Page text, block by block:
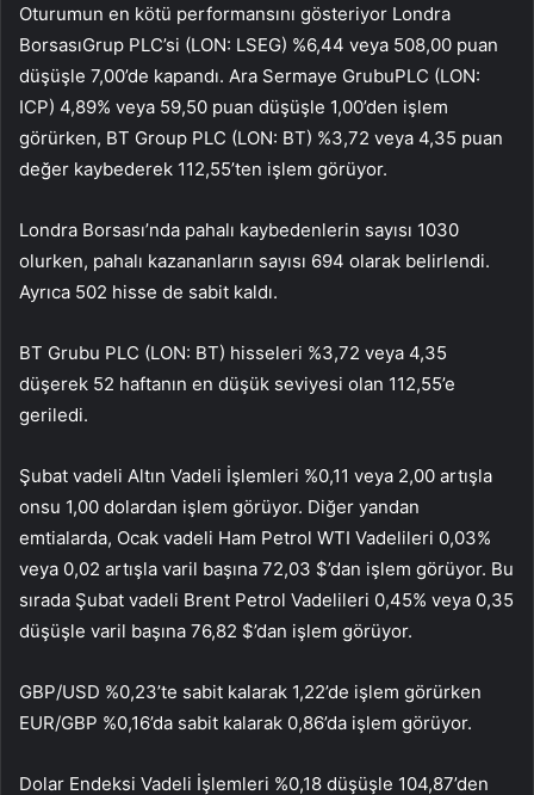
Oturumun en kötü performansını gösteriyor Londra
BorsasıGrup PLC’si (LON: LSEG) %6,44 veya 508,00 puan
düşüşle 7,00’de kapandı. Ara Sermaye GrubuPLC (LON:
ICP) 4,89% veya 59,50 puan düşüşle 1,00’den işlem
görürken, BT Group PLC (LON: BT) %3,72 veya 4,35 puan
değer kaybederek 112,55’ten işlem görüyor.
Londra Borsası’nda pahalı kaybedenlerin sayısı 1030
olurken, pahalı kazananların sayısı 694 olarak belirlendi.
Ayrıca 502 hisse de sabit kaldı.
BT Grubu PLC (LON: BT) hisseleri %3,72 veya 4,35
düşerek 52 haftanın en düşük seviyesi olan 112,55’e
geriledi.
Şubat vadeli Altın Vadeli İşlemleri %0,11 veya 2,00 artışla
onsu 1,00 dolardan işlem görüyor. Diğer yandan
emtialarda, Ocak vadeli Ham Petrol WTI Vadelileri 0,03%
veya 0,02 artışla varil başına 72,03 $’dan işlem görüyor. Bu
sırada Şubat vadeli Brent Petrol Vadelileri 0,45% veya 0,35
düşüşle varil başına 76,82 $’dan işlem görüyor.
GBP/USD %0,23’te sabit kalarak 1,22’de işlem görürken
EUR/GBP %0,16’da sabit kalarak 0,86’da işlem görüyor.
Dolar Endeksi Vadeli İşlemleri %0,18 düşüşle 104,87’den